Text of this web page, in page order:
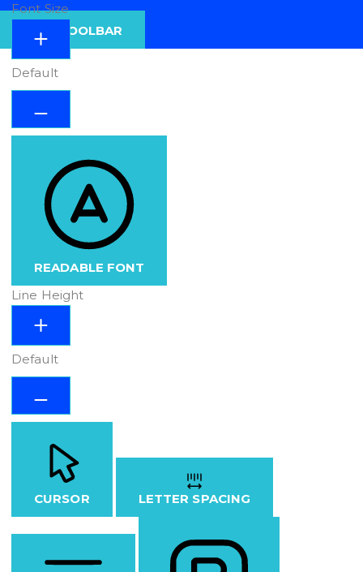
HIDE TOOLBAR
Font Size
Default
READABLE FONT
Line Height
Default
CURSOR LETTER SPACING